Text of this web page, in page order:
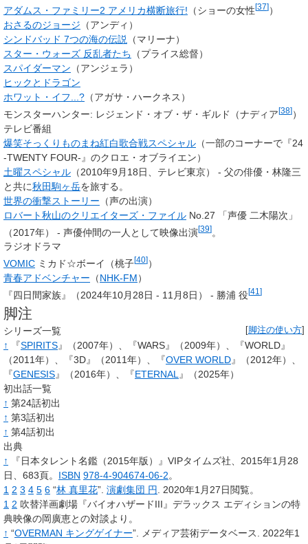
アダムス・ファミリー2 アメリカ横断旅行! （ショーの女性[37] ）
おさるのジョージ （アンディ）
シンドバッド 7つの海の伝説
（マリーナ）
スター・ウォーズ 反乱者たち （プライス総督）
スパイダーマン （アンジェラ）
ヒックとドラゴン
ホワット・イフ...? （アガサ・ハークネス）
モンスターハンター: レジェンド・オブ・ザ・ギルド（ナディア[38]）
テレビ番組
爆笑そっくりものまね紅白歌合戦スペシャル （一部のコーナーで『24
-TWENTY FOUR-』のクロエ・オブライエン）
土曜スペシャル （2010年9月18日、テレビ東京） - 父の俳優・林隆三
と共に秋田駒ヶ岳を旅する。
世界の衝撃ストーリー （声の出演）
ロバート秋山のクリエイターズ・ファイル No.27 「声優 二木陽次」
（2017年） - 声優仲間の一人として映像出演[39]。
ラジオドラマ
VOMIC ミカド☆ボーイ（桃子[40] ）
青春アドベンチャー （NHK-FM）
『四日間家族』（2024年10月28日 - 11月8日） - 勝浦 役[41 ]
脚注
[脚注の使い方]
シリーズ一覧
↑
『SPIRITS』（2007年）、『WARS』（2009年）、『WORLD』
（2011年）、『3D』（2011年）、『OVER WORLD』（2012年）、
『GENESIS』（2016年）、『ETERNAL 』（2025年）
初出話一覧
↑ 第24話初出
↑ 第3話初出
↑ 第4話初出
出典
↑
『日本タレント名鑑（2015年版）』VIPタイムズ社、2015年1月28
日、683頁。 ISBN 978-4-904674-06-2。
1 2 3 4 5 6 “林 真里花”. 演劇集団 円
2020年1月27日閲覧。
1 2 吹替洋画劇場『バイオハザードIII』デラックス エディションの特
典映像の岡廣恵との対談より。
↑ “OVERMAN キングゲイナー”. メディア芸術データベース.
2022年1